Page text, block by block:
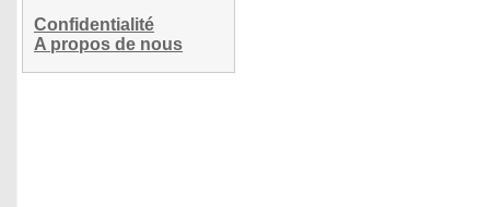
Confidentialité
A propos de nous